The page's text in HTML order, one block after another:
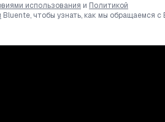
использования и Политикой
Bluente, чтобы узнать, как мы обращаемся с